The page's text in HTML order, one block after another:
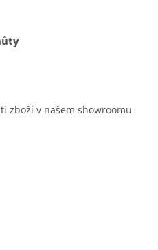
zboží v našem showroomu